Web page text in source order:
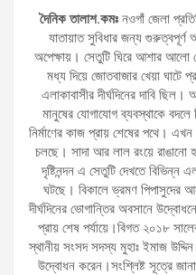
দৈনিক তালাশ.কমঃ নওগাঁ জেলা
যাতায়াত সুবিধার জন্য
অপেক্ষায়। সেতুটি ঘিরে আশার আলো
মধ্য দিয়ে জোতবাজার খেয়া ঘাটে
এলাকাবাসীর দীর্ঘদিনের দাবি
মানুষের যোগাযোগ ব্যবস্থাকে বদলে
নির্মাণের কাজ প্রায় শেষের পথে।
চলছে। সাদা আর লাল রংয়ে
দৃষ্টিনন্দন এ সেতুটি দেখতে
ঘটছে। বিকালে ভ্রমণ পিপাসুদের
দীর্ঘদিনের ভোগান্তির অবসানে
প্রায় শেষ পর্যায়ে।বিগত ২০১৮
স্থানীয় সংসদ সদস্য মুহাঃ ইমাজ
উদ্বোধন করেন।সংশ্লিষ্ট সূত্রে জানা